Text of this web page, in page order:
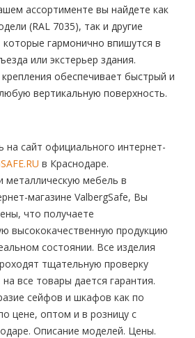
ассортименте вы найдете как
(RAL 7035), так и другие
гармонично впишутся в
или экстерьер здания.
обеспечивает быстрый и
вертикальную поверхность.
сайт официального интернет-
в Краснодаре.
металлическую мебель в
магазине ValbergSafe, Вы
что получаете
высококачественную продукцию
состоянии. Все изделия
тщательную проверку
все товары дается гарантия.
сейфов и шкафов как по
цене, оптом и в розницу с
Описание моделей. Цены.